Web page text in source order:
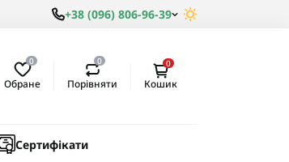
+38 (096) 806-96-39
0
Обране
0
Порівняти
0
Кошик
Сертифікати